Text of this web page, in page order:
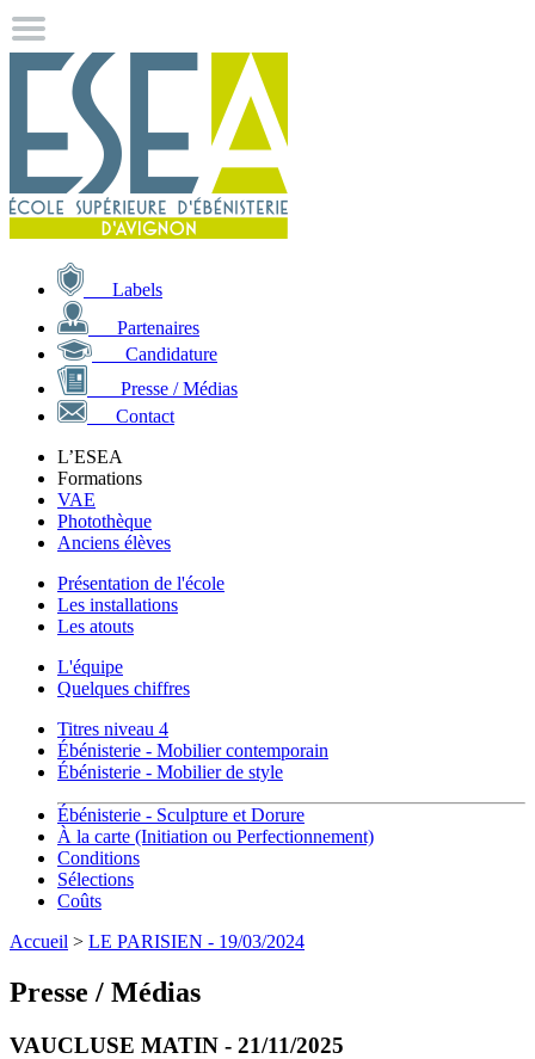
Labels
Partenaires
Candidature
Presse / Médias
Contact
L’ESEA
Formations
VAE
Photothèque
Anciens élèves
Présentation de l'école
Les installations
Les atouts
L'équipe
Quelques chiffres
Titres niveau 4
Ébénisterie - Mobilier contemporain
Ébénisterie - Mobilier de style
Ébénisterie - Sculpture et Dorure
À la carte (Initiation ou Perfectionnement)
Conditions
Sélections
Coûts
Accueil > LE PARISIEN - 19/03/2024
Presse / Médias
VAUCLUSE MATIN - 21/11/2025